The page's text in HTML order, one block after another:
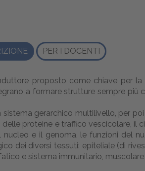
PER I DOCENTI
proposto come chiave per la
a formare strutture sempre più
gerarchico multilivello, per
proteine e traffico vescicolare, il
e il genoma, le funzioni del
dei diversi tessuti: epiteliale (di
e sistema immunitario,